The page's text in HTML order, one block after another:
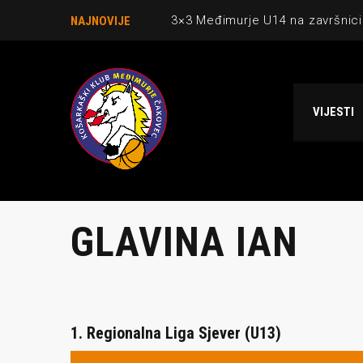
NAJNOVIJE 3×3 Međimurje U14 na
Međimurje u revijalnoj utakmici
VIJESTI
GLAVINA IAN
1. Regionalna Liga Sjever (U13)